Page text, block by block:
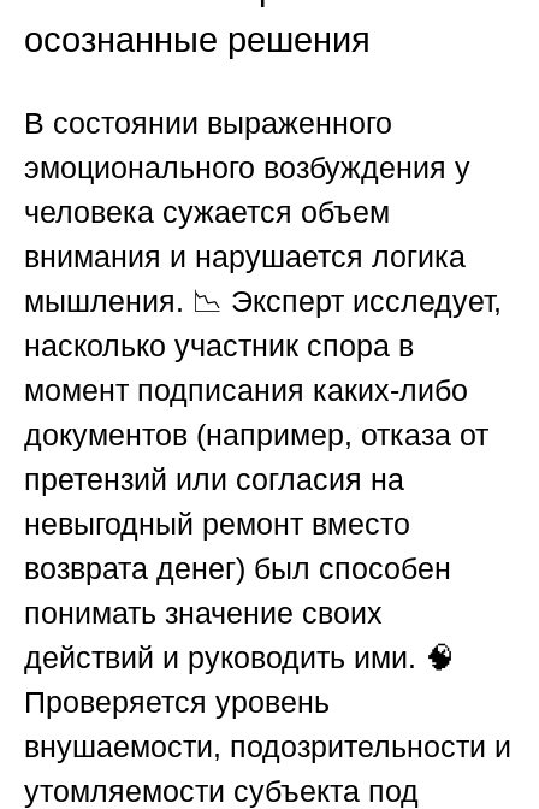
осознанные решения
В состоянии выраженного
эмоционального возбуждения у
человека сужается объем
внимания и нарушается логика
мышления. 📉 Эксперт исследует,
насколько участник спора в
момент подписания каких-либо
документов (например, отказа от
претензий или согласия на
невыгодный ремонт вместо
возврата денег) был способен
понимать значение своих
действий и руководить ими. 🧠
Проверяется уровень
внушаемости, подозрительности и
утомляемости субъекта под